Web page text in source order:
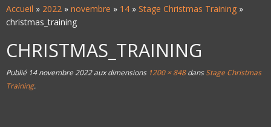
au
contenu
Accueil » 2022 » novembre » 14 » Stage Christmas Training »
christmas_training
CHRISTMAS_TRAINING
Publié 14 novembre 2022aux dimensions1200 × 848dansStage Christmas
Training.